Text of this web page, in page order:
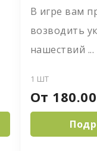
В игре вам
возводить
нашествий ...
1 ШТ
От 180.00